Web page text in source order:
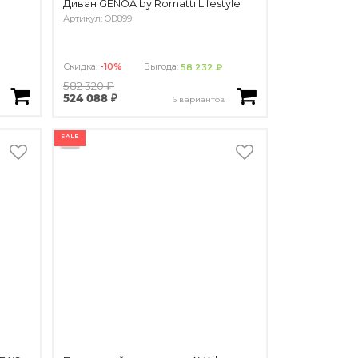
Диван GENOA by Romatti Lifestyle
Артикул: OD899
Скидка: -10% Выгода:58 232 ₽
582 320 ₽
524 088 ₽
6 вариантов
SALE